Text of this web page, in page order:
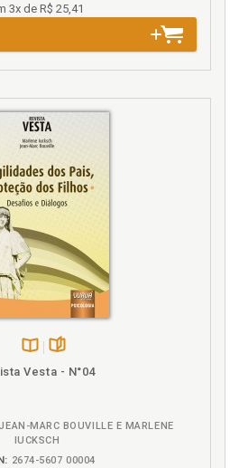
maternidade, hora de
não exija hora extra), p. 65
da maternidade, p. 127
conhece suas batalhas, p. 103
tudo bem, p. 31
3x de R$ 25,41
Vesta - N°04
MARC BOUVILLE E MARLENE
IUCKSCH
2674-5607 00004